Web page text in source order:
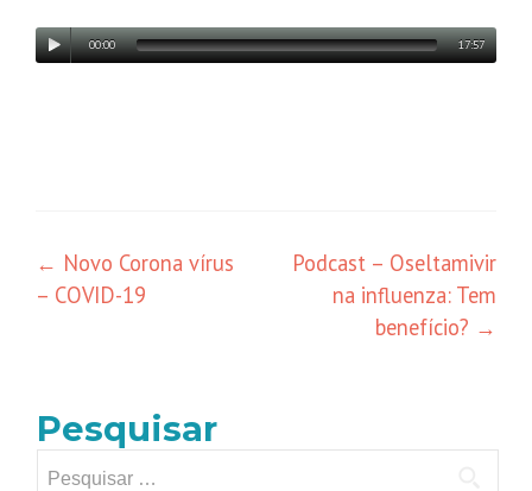
00:00 17:57
← Novo Corona vírus
– COVID-19
Podcast – Oseltamivir
na influenza: Tem
benefício? →
Pesquisar